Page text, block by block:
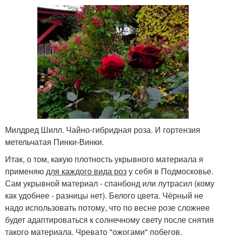
Милдред Шилл. Чайно-гибридная роза. И гортензия
метельчатая Пинки-Винки.
Итак, о том, какую плотность укрывного материала я
применяю для каждого вида розу себя в Подмосковье.
Сам укрывной материал - спанбонд или лутрасил (кому
как удобнее - разницы нет). Белого цвета. Чёрный не
надо использовать потому, что по весне розе сложнее
будет адаптироваться к солнечному свету после снятия
такого материала. Чревато "ожогами" побегов.